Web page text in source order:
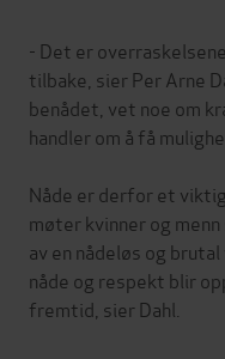
- Det er
tilbake, sier Per Arne
benådet, vet noe om
handler om å få
Nåde er derfor et
møter kvinner og
av en nådeløs og
nåde og respekt blir